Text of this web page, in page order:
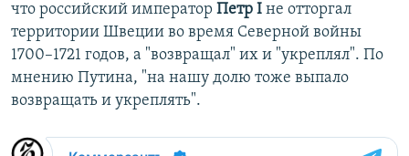
что российский император Петр I не отторгал
территории Швеции во время Северной войны
1700–1721 годов, а "возвращал" их и "укреплял". По
мнению Путина, "на нашу долю тоже выпало
возвращать и укреплять".